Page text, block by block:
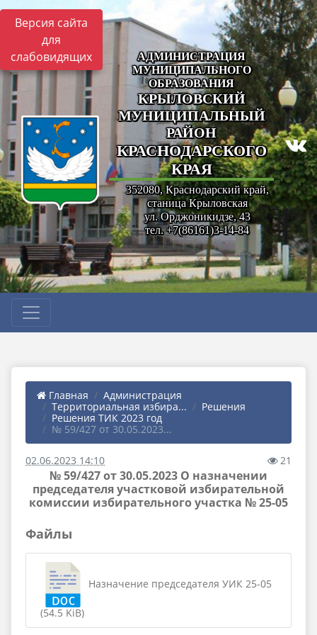
Версия сайта
для
слабовидящих
АДМИНИСТРАЦИЯ
МУНИЦИПАЛЬНОГО
ОБРАЗОВАНИЯ
КРЫЛОВСКИЙ
МУНИЦИПАЛЬНЫЙ
РАЙОН
КРАСНОДАРСКОГО
КРАЯ
352080, Краснодарский край,
станица Крыловская
ул. Орджоникидзе, 43
тел. +7(86161)3-14-84
Главная
Администрация
Территориальная избира...
Решения
Решения ТИК 2023 год
№ 59/427 от 30.05.2023...
02.06.2023 14:10 21
№ 59/427 от 30.05.2023 О назначении
председателя участковой избирательной
комиссии избирательного участка № 25-05
Файлы
Назначение председателя УИК 25-05
(54.5 KiB)